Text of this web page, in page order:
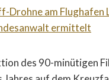
Drohne am Flughafen
ermittelt
des 90-minütigen